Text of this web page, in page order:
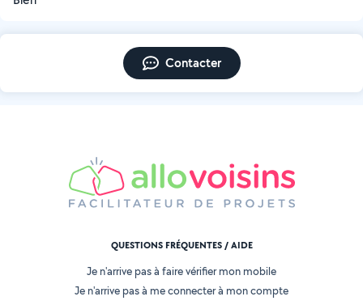
Contacter
QUESTIONS FRÉQUENTES / AIDE
Je n'arrive pas à faire vérifier mon mobile
Je n'arrive pas à me connecter à mon compte